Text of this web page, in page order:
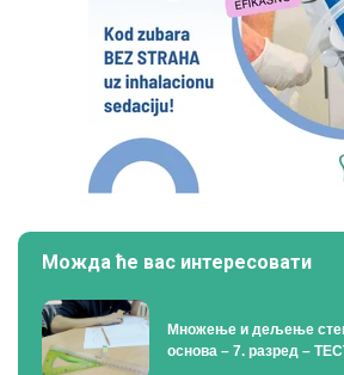
Можда ће вас интересовати
Множење и дељење
основа – 7. разред –